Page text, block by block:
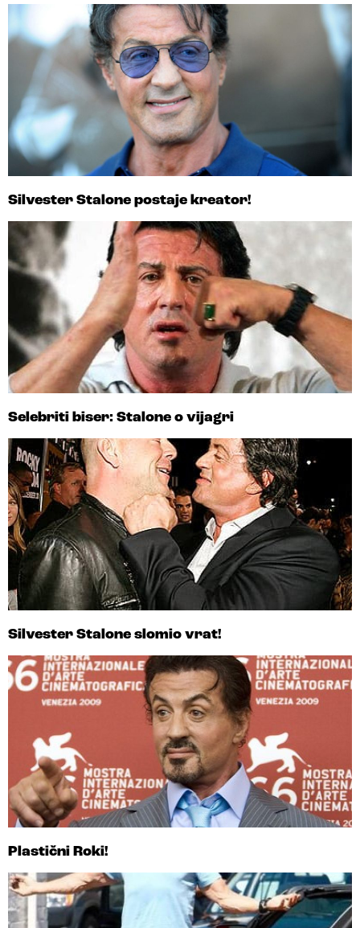
Silvester Stalone postaje kreator!
Selebriti biser: Stalone o vijagri
Silvester Stalone slomio vrat!
Plastični Roki!